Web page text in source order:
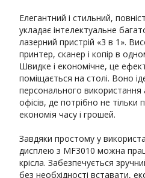
Елегантний і стильний,
укладає інтелектуальне
лазерний пристрій «3 в 1».
принтер, сканер і копір в
Швидке і економічне, це
поміщається на столі. Воно
персонального використання
офісів, де потрібно не тільки
економія часу і грошей.
Завдяки простому у
дисплею з MF3010 можна
крісла. Забезпечується
без необхідності вставати,